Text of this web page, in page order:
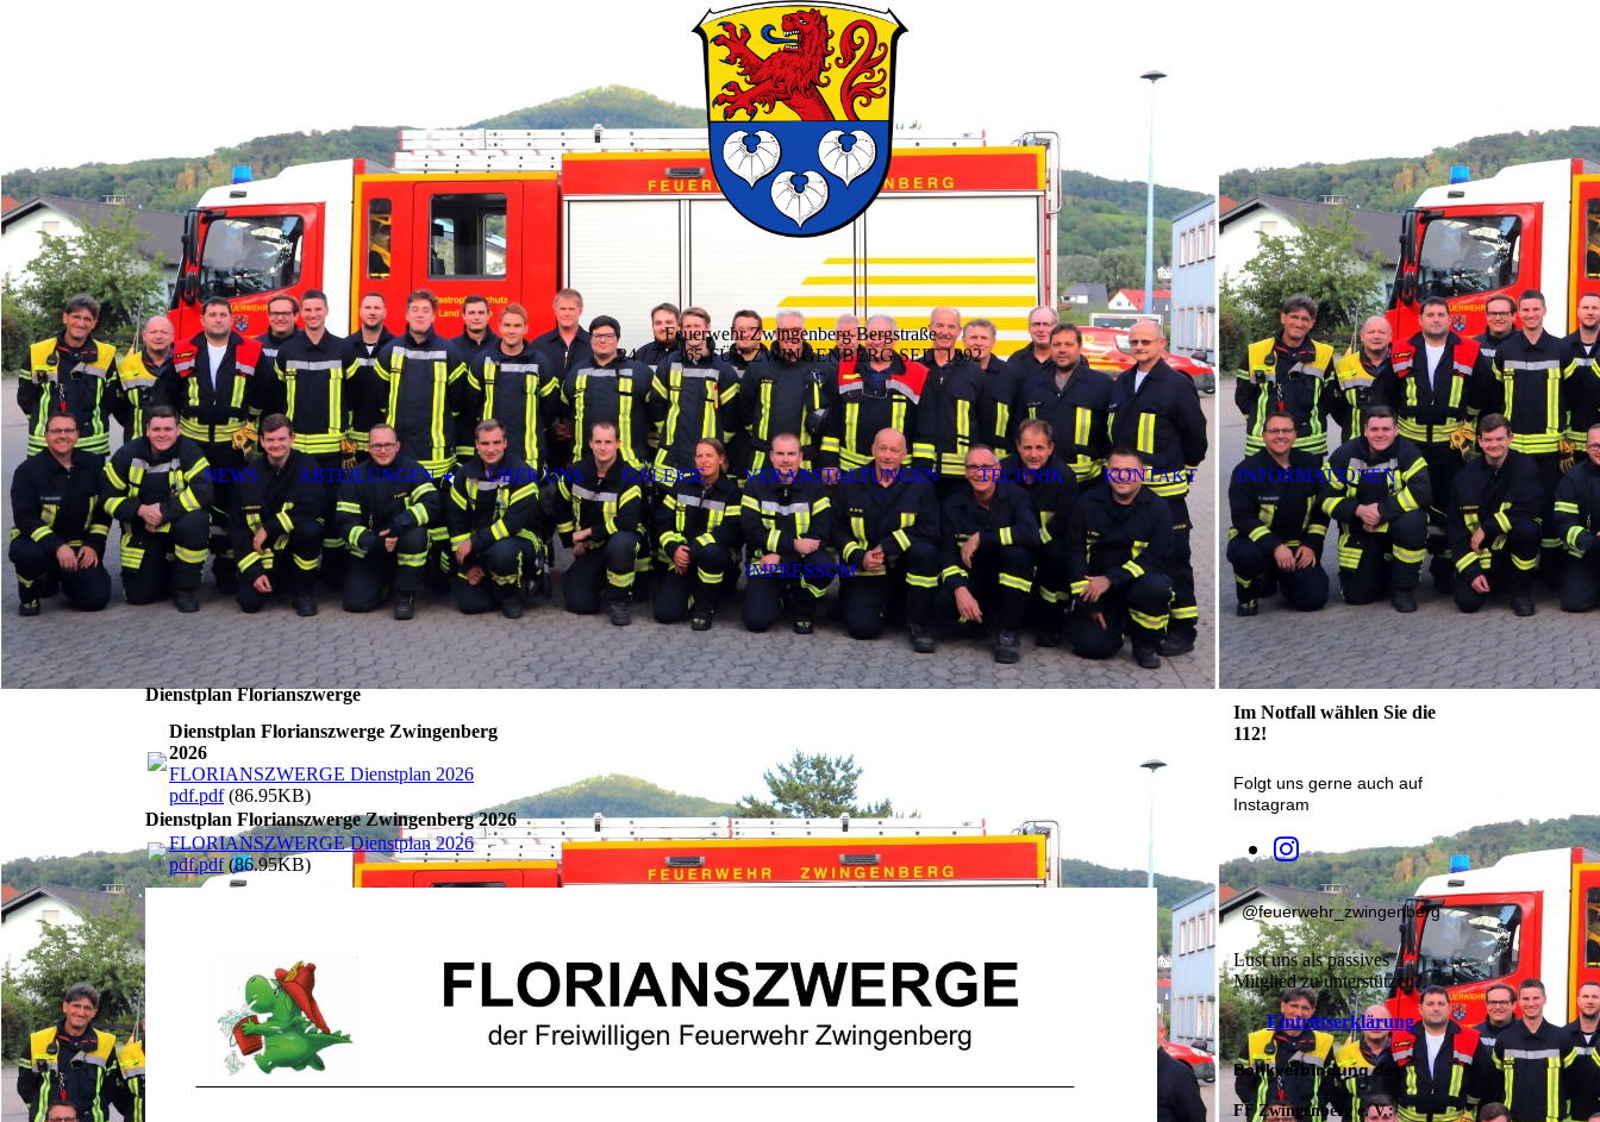
Feuerwehr Zwingenberg Bergstraße
24 / 7 / 365 FÜR ZWINGENBERG SEIT 1892
NEWS ABTEILUNGEN ÜBER UNS GALERIE VERANSTALTUNGEN TECHNIK KONTAKT INFORMATIONEN
IMPRESSUM
Dienstplan Florianszwerge
Dienstplan Florianszwerge Zwingenberg
2026
FLORIANSZWERGE Dienstplan 2026
pdf.pdf(86.95KB)
Dienstplan Florianszwerge Zwingenberg 2026
FLORIANSZWERGE Dienstplan 2026
pdf.pdf(86.95KB)
Im Notfall wählen Sie die
112!
Folgt uns gerne auch auf
Instagram
@feuerwehr_zwingenberg
Lust uns als passives
Mitglied zu unterstützen?
Eintrittserklärung
Bankverbindung der
FF Zwingenberg e. V.: